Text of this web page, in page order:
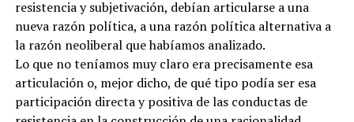
resistencia y subjetivación, debían articularse a una
nueva razón política, a una razón política alternativa a
la razón neoliberal que habíamos analizado.
Lo que no teníamos muy claro era precisamente esa
articulación o, mejor dicho, de qué tipo podía ser esa
participación directa y positiva de las conductas de